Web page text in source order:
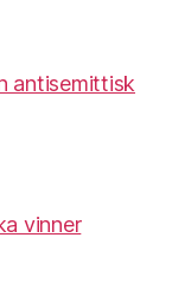
antisemittisk
vinner